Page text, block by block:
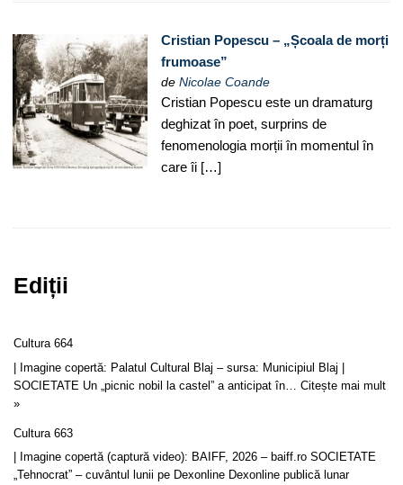
Cristian Popescu – „Școala de morți
frumoase”
deNicolae Coande
Cristian Popescu este un dramaturg
deghizat în poet, surprins de
fenomenologia morții în momentul în
care îi […]
Ediții
Cultura 664
| Imagine copertă: Palatul Cultural Blaj – sursa: Municipiul Blaj |
SOCIETATE Un „picnic nobil la castel” a anticipat în… Citește mai mult
»
Cultura 663
| Imagine copertă (captură video): BAIFF, 2026 – baiff.ro SOCIETATE
„Tehnocrat” – cuvântul lunii pe Dexonline Dexonline publică lunar